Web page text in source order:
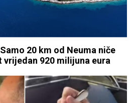
20 km od Neuma niče
vrijedan 920 milijuna eura